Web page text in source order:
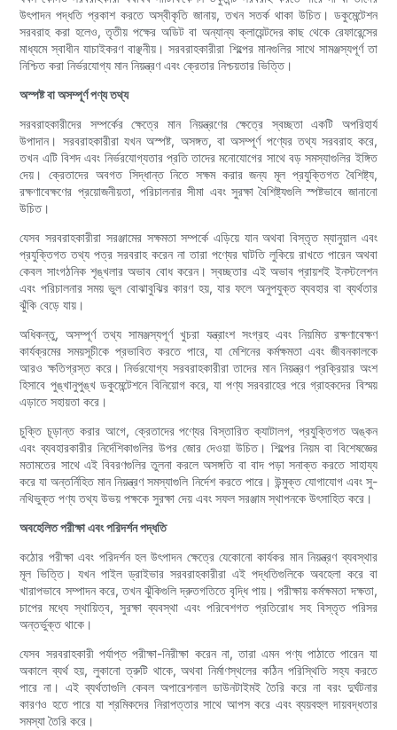
উৎপাদন পদ্ধতি প্রকাশ করতে অস্বীকৃতি জানায়, তখন সতর্ক থাকা উচিত। ডকুমেন্টেশন
সরবরাহ করা হলেও, তৃতীয় পক্ষের অডিট বা অন্যান্য ক্লায়েন্টদের কাছ থেকে রেফারেন্সের
মাধ্যমে স্বাধীন যাচাইকরণ বাঞ্ছনীয়। সরবরাহকারীরা শিল্পের মানগুলির সাথে সামঞ্জস্যপূর্ণ তা
নিশ্চিত করা নির্ভরযোগ্য মান নিয়ন্ত্রণ এবং ক্রেতার নিশ্চয়তার ভিত্তি।
অস্পষ্ট বা অসম্পূর্ণ পণ্য তথ্য
সরবরাহকারীদের সম্পর্কের ক্ষেত্রে মান নিয়ন্ত্রণের ক্ষেত্রে স্বচ্ছতা একটি অপরিহার্য
উপাদান। সরবরাহকারীরা যখন অস্পষ্ট, অসঙ্গত, বা অসম্পূর্ণ পণ্যের তথ্য সরবরাহ করে,
তখন এটি বিশদ এবং নির্ভরযোগ্যতার প্রতি তাদের মনোযোগের সাথে বড় সমস্যাগুলির ইঙ্গিত
দেয়। ক্রেতাদের অবগত সিদ্ধান্ত নিতে সক্ষম করার জন্য মূল প্রযুক্তিগত বৈশিষ্ট্য,
রক্ষণাবেক্ষণের প্রয়োজনীয়তা, পরিচালনার সীমা এবং সুরক্ষা বৈশিষ্ট্যগুলি স্পষ্টভাবে জানানো
উচিত।
যেসব সরবরাহকারীরা সরঞ্জামের সক্ষমতা সম্পর্কে এড়িয়ে যান অথবা বিস্তৃত ম্যানুয়াল এবং
প্রযুক্তিগত তথ্য পত্র সরবরাহ করেন না তারা পণ্যের ঘাটতি লুকিয়ে রাখতে পারেন অথবা
কেবল সাংগঠনিক শৃঙ্খলার অভাব বোধ করেন। স্বচ্ছতার এই অভাব প্রায়শই ইনস্টলেশন
এবং পরিচালনার সময় ভুল বোঝাবুঝির কারণ হয়, যার ফলে অনুপযুক্ত ব্যবহার বা ব্যর্থতার
ঝুঁকি বেড়ে যায়।
অধিকন্তু, অসম্পূর্ণ তথ্য সামঞ্জস্যপূর্ণ খুচরা যন্ত্রাংশ সংগ্রহ এবং নিয়মিত রক্ষণাবেক্ষণ
কার্যক্রমের সময়সূচীকে প্রভাবিত করতে পারে, যা মেশিনের কর্মক্ষমতা এবং জীবনকালকে
আরও ক্ষতিগ্রস্ত করে। নির্ভরযোগ্য সরবরাহকারীরা তাদের মান নিয়ন্ত্রণ প্রক্রিয়ার অংশ
হিসাবে পুঙ্খানুপুঙ্খ ডকুমেন্টেশনে বিনিয়োগ করে, যা পণ্য সরবরাহের পরে গ্রাহকদের বিস্ময়
এড়াতে সহায়তা করে।
চুক্তি চূড়ান্ত করার আগে, ক্রেতাদের পণ্যের বিস্তারিত ক্যাটালগ, প্রযুক্তিগত অঙ্কন
এবং ব্যবহারকারীর নির্দেশিকাগুলির উপর জোর দেওয়া উচিত। শিল্পের নিয়ম বা বিশেষজ্ঞের
মতামতের সাথে এই বিবরণগুলির তুলনা করলে অসঙ্গতি বা বাদ পড়া সনাক্ত করতে সাহায্য
করে যা অন্তর্নিহিত মান নিয়ন্ত্রণ সমস্যাগুলি নির্দেশ করতে পারে। উন্মুক্ত যোগাযোগ এবং সু-
নথিভুক্ত পণ্য তথ্য উভয় পক্ষকে সুরক্ষা দেয় এবং সফল সরঞ্জাম স্থাপনকে উৎসাহিত করে।
অবহেলিত পরীক্ষা এবং পরিদর্শন পদ্ধতি
কঠোর পরীক্ষা এবং পরিদর্শন হল উৎপাদন ক্ষেত্রে যেকোনো কার্যকর মান নিয়ন্ত্রণ ব্যবস্থার
মূল ভিত্তি। যখন পাইল ড্রাইভার সরবরাহকারীরা এই পদ্ধতিগুলিকে অবহেলা করে বা
খারাপভাবে সম্পাদন করে, তখন ঝুঁকিগুলি দ্রুতগতিতে বৃদ্ধি পায়। পরীক্ষায় কর্মক্ষমতা দক্ষতা,
চাপের মধ্যে স্থায়িত্ব, সুরক্ষা ব্যবস্থা এবং পরিবেশগত প্রতিরোধ সহ বিস্তৃত পরিসর
অন্তর্ভুক্ত থাকে।
যেসব সরবরাহকারী পর্যাপ্ত পরীক্ষা-নিরীক্ষা করেন না, তারা এমন পণ্য পাঠাতে পারেন যা
অকালে ব্যর্থ হয়, লুকানো ত্রুটি থাকে, অথবা নির্মাণস্থলের কঠিন পরিস্থিতি সহ্য করতে
পারে না। এই ব্যর্থতাগুলি কেবল অপারেশনাল ডাউনটাইমই তৈরি করে না বরং দুর্ঘটনার
কারণও হতে পারে যা শ্রমিকদের নিরাপত্তার সাথে আপস করে এবং ব্যয়বহুল দায়বদ্ধতার
সমস্যা তৈরি করে।